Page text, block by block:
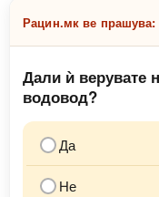
Рацин.мк ве прашува:
Дали ѝ верувате
водовод?
Да
Не